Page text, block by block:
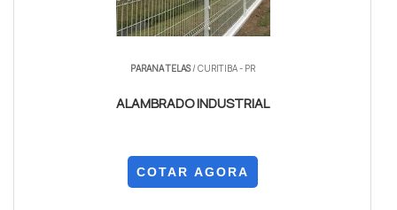
PARANA TELAS/ CURITIBA - PR
ALAMBRADO INDUSTRIAL
COTAR AGORA